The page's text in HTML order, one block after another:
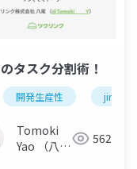
タスク分割術！
開発生産性 jira
Tomoki
Yao （八尾
562